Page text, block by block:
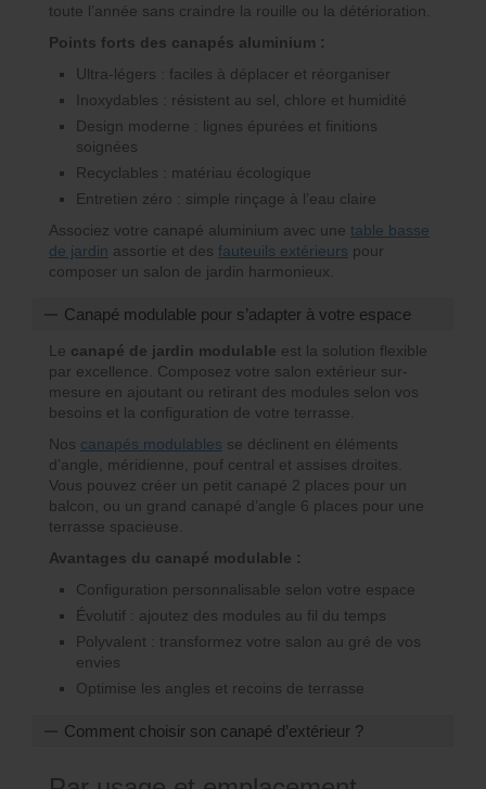
toute l’année sans craindre la rouille ou la détérioration.
Points forts des canapés aluminium :
Ultra-légers : faciles à déplacer et réorganiser
Inoxydables : résistent au sel, chlore et humidité
Design moderne : lignes épurées et finitions
soignées
Recyclables : matériau écologique
Entretien zéro : simple rinçage à l’eau claire
Associez votre canapé aluminium avec une table basse
de jardin assortie et des fauteuils extérieurs pour
composer un salon de jardin harmonieux.
Canapé modulable pour s’adapter à votre espace
Le canapé de jardin modulable est la solution flexible
par excellence. Composez votre salon extérieur sur-
mesure en ajoutant ou retirant des modules selon vos
besoins et la configuration de votre terrasse.
Nos canapés modulables se déclinent en éléments
d’angle, méridienne, pouf central et assises droites.
Vous pouvez créer un petit canapé 2 places pour un
balcon, ou un grand canapé d’angle 6 places pour une
terrasse spacieuse.
Avantages du canapé modulable :
Configuration personnalisable selon votre espace
Évolutif : ajoutez des modules au fil du temps
Polyvalent : transformez votre salon au gré de vos
envies
Optimise les angles et recoins de terrasse
Comment choisir son canapé d’extérieur ?